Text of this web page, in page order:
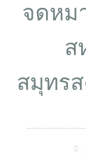
จดหม
ส
สมุทร